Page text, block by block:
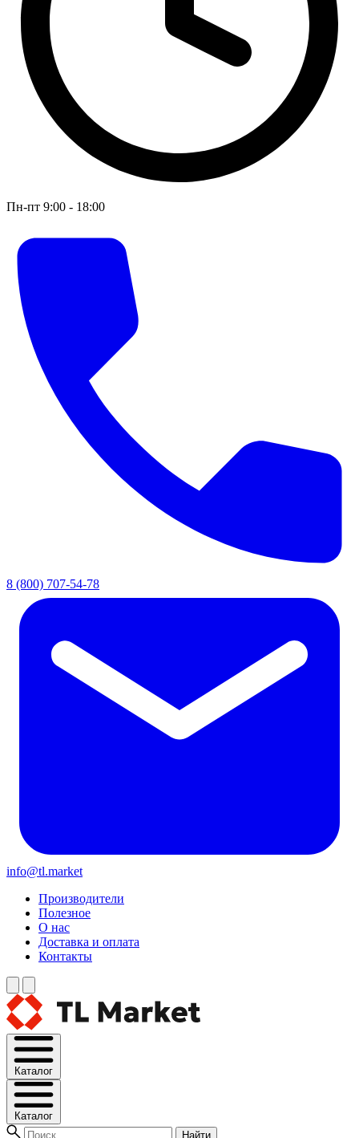
Пн-пт 9:00 - 18:00
8 (800) 707-54-78
info@tl.market
Производители
Полезное
О нас
Доставка и оплата
Контакты
Каталог
Каталог
Найти